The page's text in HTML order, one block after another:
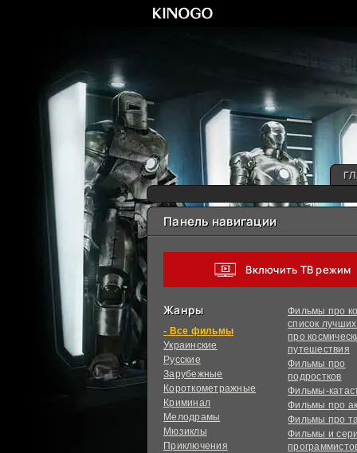
Панель навигации
Включить ТВ режим
Жанры
фильмы
Украинcкие
Русские
Зарубежные
Короткометражные
Криминал
Мелодрамы
Мюзиклы
Приключения
Фильмы про
список
про
путешествия
Фильмы про
подростков
Фильмы-
Фильмы про
Фильмы про
Фильмы и